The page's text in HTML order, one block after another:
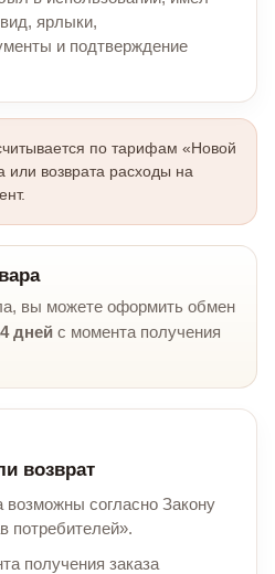
ярлыки,
и подтверждение
по тарифам «Новой
возврата расходы на
вы можете оформить обмен
дней с момента получения
возврат
возможны согласно Закону
потребителей».
получения заказа